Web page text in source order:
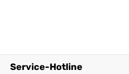
Service-Hotline